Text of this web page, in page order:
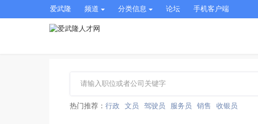
爱武隆 频道 分类信息 论坛 手机客户端
热门推荐： 行政 文员 驾驶员 服务员 销售 收银员